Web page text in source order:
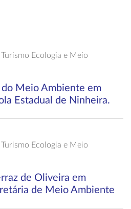
Ecologia e Meio
Meio Ambiente em
Estadual de Ninheira.
Ecologia e Meio
de Oliveira em
de Meio Ambiente